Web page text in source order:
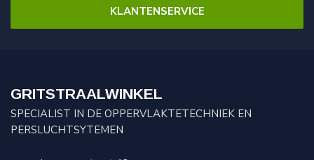
KLANTENSERVICE
GRITSTRAALWINKEL
SPECIALIST IN DE OPPERVLAKTETECHNIEK EN
PERSLUCHTSYTEMEN